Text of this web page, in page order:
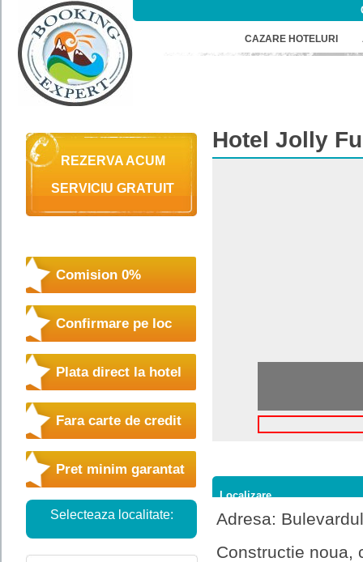
CAZARE HOTELURI
REZERVA ACUM
SERVICIU GRATUIT
Comision 0%
Confirmare pe loc
Plata direct la hotel
Fara carte de credit
Pret minim garantat
Selecteaza localitate:
Hotel Jolly
Localizare
Adresa:
Constructie noua,